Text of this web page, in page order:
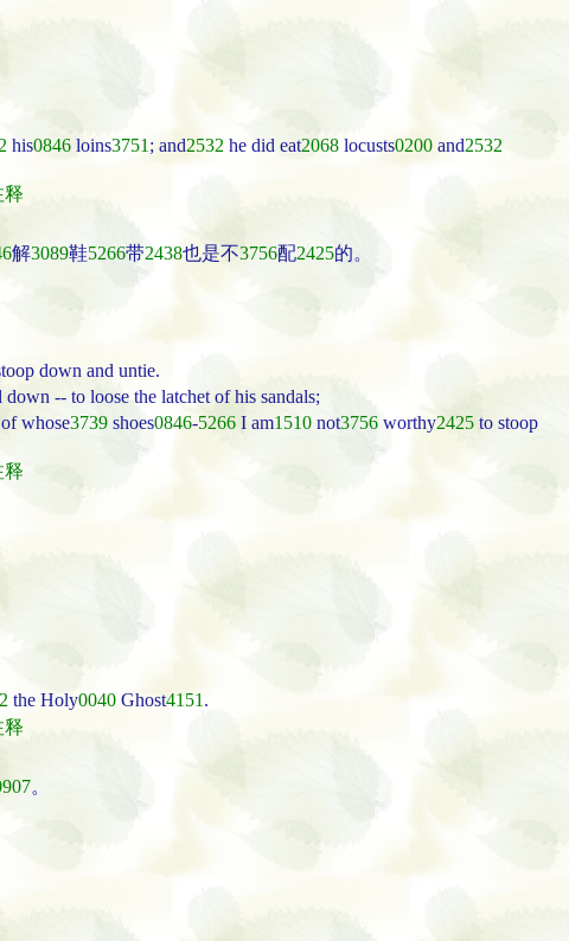
his0846 loins3751 ; and2532 he did eat2068 locusts0200 and2532
释
解3089鞋5266带2438也是不3756配2425的。
down and untie.
-- to loose the latchet of his sandals;
of whose3739 shoes0846-5266 I am1510 not3756 worthy2425 to stoop
释
the Holy0040 Ghost4151 .
释
。